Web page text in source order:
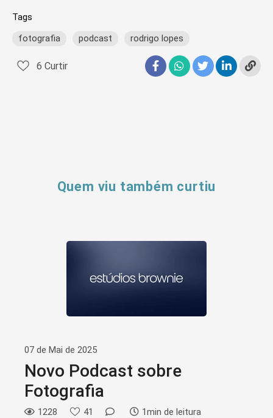
Tags
fotografia
podcast rodrigo lopes
6 Curtir
Quem viu também curtiu
07 de Mai de 2025
Novo Podcast sobre
Fotografia
1228 41 1min de leitura